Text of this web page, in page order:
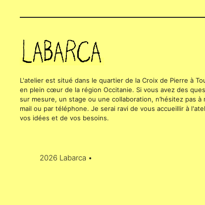
L'atelier est situé dans le quartier de la Croix de Pierre à
en plein cœur de la région Occitanie. Si vous avez des
sur mesure, un stage ou une collaboration, n’hésitez pas
mail ou par téléphone. Je serai ravi de vous accueillir à
vos idées et de vos besoins.
2026 Labarca •